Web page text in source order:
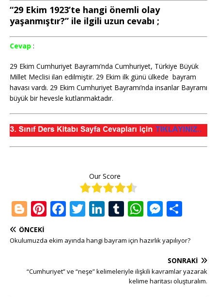
“29 Ekim 1923’te hangi önemli olay
yaşanmıştır?” ile ilgili uzun cevabı ;
Cevap :
29 Ekim Cumhuriyet Bayramı’nda Cumhuriyet, Türkiye Büyük
Millet Meclisi ilan edilmiştir. 29 Ekim ilk günü ülkede bayram
havası vardı. 29 Ekim Cumhuriyet Bayramı’nda insanlar Bayramı
büyük bir hevesle kutlanmaktadır.
Our Score
Bl
o
g
e
Pi
te
e
F
c
b
T
it
r
Li
k
dI
T
m
r
W
at
A
p
M
ss
e
n
g
ar
e
ÖNCEKI
Okulumuzda ekim ayında hangi bayram için hazırlık yapılıyor?
SONRAKI
“Cumhuriyet” ve “neşe” kelimeleriyle ilişkili kavramlar yazarak
kelime haritası oluşturalım.